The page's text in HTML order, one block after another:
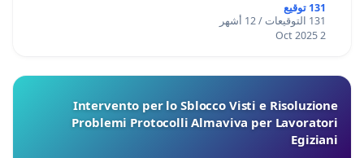
131 توقيع
131 التوقيعات / 12 أشهر
2 Oct 2025
Intervento per lo Sblocco Visti e Risoluzione
Problemi Protocolli Almaviva per Lavoratori
Egiziani